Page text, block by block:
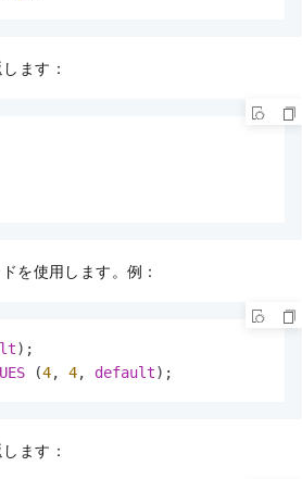
ます：
を使用します。例：
(4, 4, default);
ます：